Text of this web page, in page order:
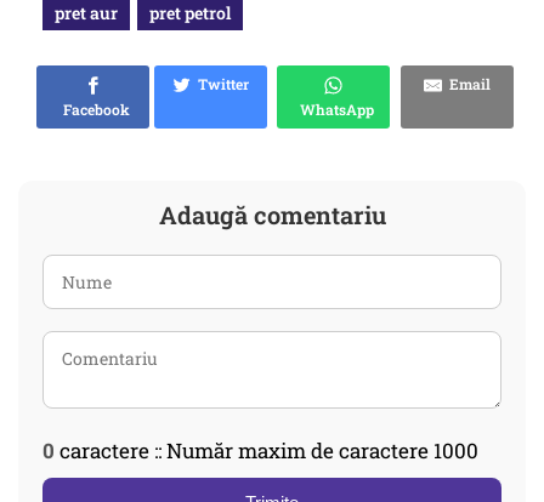
pret aur pret petrol
Facebook
Twitter
WhatsApp
Email
Adaugă comentariu
0 caractere :: Număr maxim de caractere 1000